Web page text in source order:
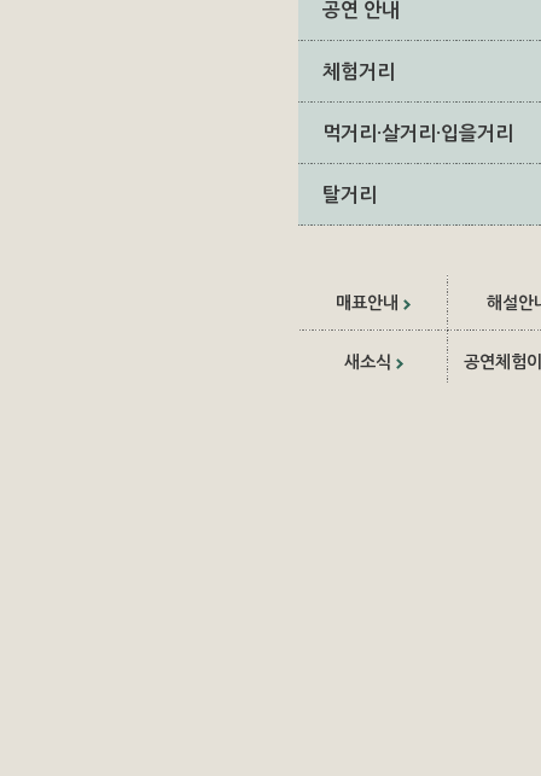
공연 안내
체험거리
먹거리·살거리·입을거리
탈거리
매표안내 해설안
새소식 공연체험